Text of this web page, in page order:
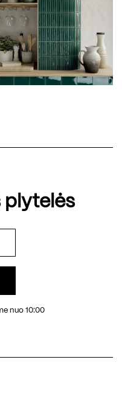
plytelės
nuo 10:00